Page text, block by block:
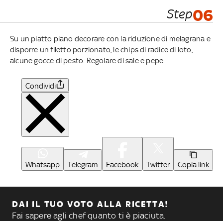
Step06
Su un piatto piano decorare con la riduzione di melagrana e
disporre un filetto porzionato, le chips di radice di loto,
alcune gocce di pesto. Regolare di sale e pepe.
Condividi
Whatsapp Telegram Facebook Twitter Copia link
DAI IL TUO VOTO ALLA RICETTA!
Fai sapere agli chef quanto ti è piaciuta.